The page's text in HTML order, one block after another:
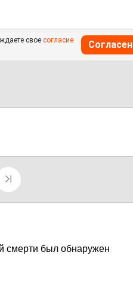
свое согласие
Согласен
смерти был обнаружен